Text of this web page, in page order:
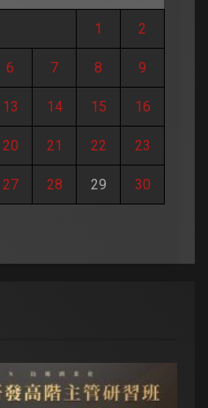
1 2
6 7 8 9
13 14 15 16
20 21 22 23
27 28 29 30